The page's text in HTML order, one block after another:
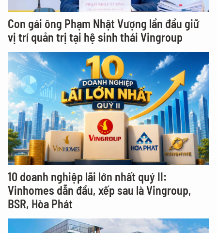
Con gái ông Phạm Nhật Vượng lần đầu giữ
vị trí quản trị tại hệ sinh thái Vingroup
10 doanh nghiệp lãi lớn nhất quý II:
Vinhomes dẫn đầu, xếp sau là Vingroup,
BSR, Hòa Phát